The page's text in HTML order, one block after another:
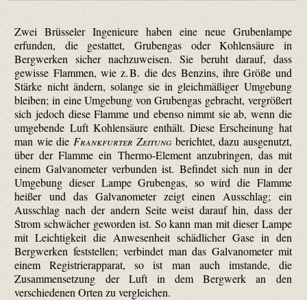
Zwei Brüsseler Ingenieure haben eine neue Grubenlampe
erfunden, die gestattet, Grubengas oder Kohlensäure in
Bergwerken sicher nachzuweisen. Sie beruht darauf, dass
gewisse Flammen, wie z. B. die des Benzins, ihre Größe und
Stärke nicht ändern, solange sie in gleichmäßiger Umgebung
bleiben; in eine Umgebung von Grubengas gebracht, vergrößert
sich jedoch diese Flamme und ebenso nimmt sie ab, wenn die
umgebende Luft Kohlensäure enthält. Diese Erscheinung hat
man wie die Frankfurter Zeitung berichtet, dazu ausgenutzt,
über der Flamme ein Thermo-Element anzubringen, das mit
einem Galvanometer verbunden ist. Befindet sich nun in der
Umgebung dieser Lampe Grubengas, so wird die Flamme
heißer und das Galvanometer zeigt einen Ausschlag; ein
Ausschlag nach der andern Seite weist darauf hin, dass der
Strom schwächer geworden ist. So kann man mit dieser Lampe
mit Leichtigkeit die Anwesenheit schädlicher Gase in den
Bergwerken feststellen; verbindet man das Galvanometer mit
einem Registrierapparat, so ist man auch imstande, die
Zusammensetzung der Luft in dem Bergwerk an den
verschiedenen Orten zu vergleichen.